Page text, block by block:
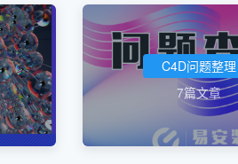
C4D问题整理
7篇文章